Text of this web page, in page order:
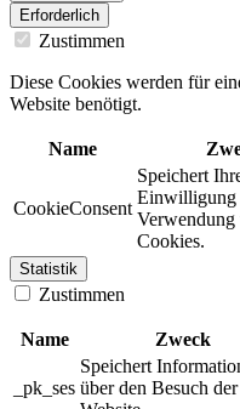
Erforderlich
Zustimmen
Diese Cookies werden für
Website benötigt.
Name
CookieConsent
Speichert
Einwilligung
Verwendung
Cookies.
Statistik
Zustimmen
Name Zweck
_pk_ses
Speichert
über den Besuch der